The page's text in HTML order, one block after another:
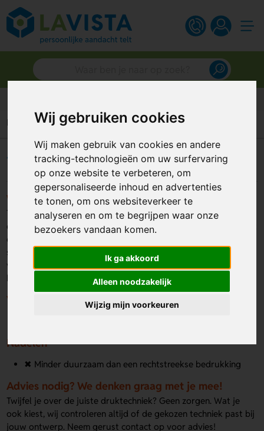
Wij gebruiken cookies
Wij maken gebruik van cookies en andere
tracking-technologieën om uw surfervaring
op onze website te verbeteren, om
gepersonaliseerde inhoud en advertenties
te tonen, om ons websiteverkeer te
analyseren en om te begrijpen waar onze
bezoekers vandaan komen.
Ik ga akkoord
Alleen noodzakelijk
Wijzig mijn voorkeuren
Home Druktechnieken Transfer
Transfer
Wat is een transferdruk?
Transferdruk is een drukmethode waarbij jouw ontwerp eerst
op speciaal papier wordt geprint, waarna het met hitte en druk
op het product wordt overgebracht. Deze methode levert
scherpe en heldere prints op in 1 tot 4 drukkleuren. Het is een
veel gebruikte druktechniek bij bestellingen in normale
hoeveelheden.
Voordelen
Nadelen
✖ Minder duurzaam dan een rechtstreekse bedrukking
Advies nodig? We denken graag met je mee!
Twijfel je over de juiste druktechniek? Geen zorgen. Wat je
ook kiest, wij controleren altijd of de gekozen techniek past bij
jouw ontwerp. Neem gerust contact op voor advies!